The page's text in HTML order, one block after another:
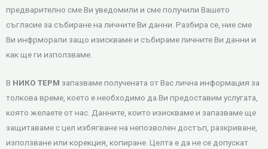
предварително сме Ви уведомили и сме получили Вашето
съгласие за събиране на личните Ви данни. Разбира се, ние сме
Ви инфрморали защо изискваме и събираме личните Ви данни и
как ще ги използваме.
В НИКО ТЕРМ запазваме получената от Вас лична информация за
толкова време, което е необходимо да Ви предоставим услугата,
която желаете от нас. Данните, които изискваме и запазваме ще
защитаваме с цел избягване на непозволен достъп, разкриване,
използване или корекция, копиране. Целта е да не се допускат